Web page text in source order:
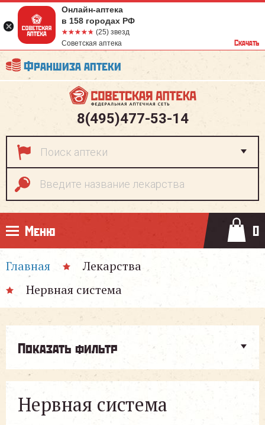
Франшиза аптеки
8(495)477-53-14
Меню 0
Главная
Лекарства
Нервная система
Нервная система
Показать фильтр
Онлайн-аптека
в 158 городах РФ
☆☆☆☆☆
★★★★★ (25) звезд
Советская аптека
Скачать